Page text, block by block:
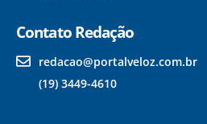
Contato Redação
redacao@portalveloz.com.br
(19) 3449-4610